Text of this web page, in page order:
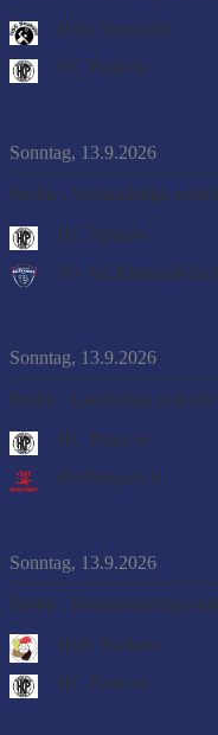
HSG Neukölln
HC Pankow
Sonntag, 13.9.2026
Berlin - Verbandsliga
HC Pankow
SG AC/Eintracht
Sonntag, 13.9.2026
Berlin - Landesliga
HC Pankow
Pfeffersport II
Sonntag, 13.9.2026
Berlin - Bezirksoberliga
Hbfr. Pankow
HC Pankow